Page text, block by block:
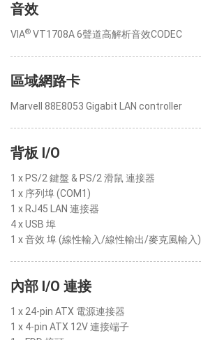
音效
VIA® VT1708A 6聲道高解析音效CODEC
區域網路卡
Marvell 88E8053 Gigabit LAN controller
背板 I/O
1 x PS/2 鍵盤 & PS/2 滑鼠 連接器
1 x 序列埠 (COM1)
1 x RJ45 LAN 連接器
4 x USB 埠
1 x 音效 埠 (線性輸入/線性輸出/麥克風輸入)
內部 I/O 連接
1 x 24-pin ATX 電源連接器
1 x 4-pin ATX 12V 連接端子